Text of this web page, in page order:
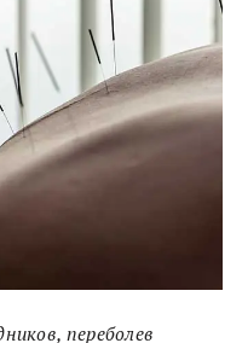
переболев